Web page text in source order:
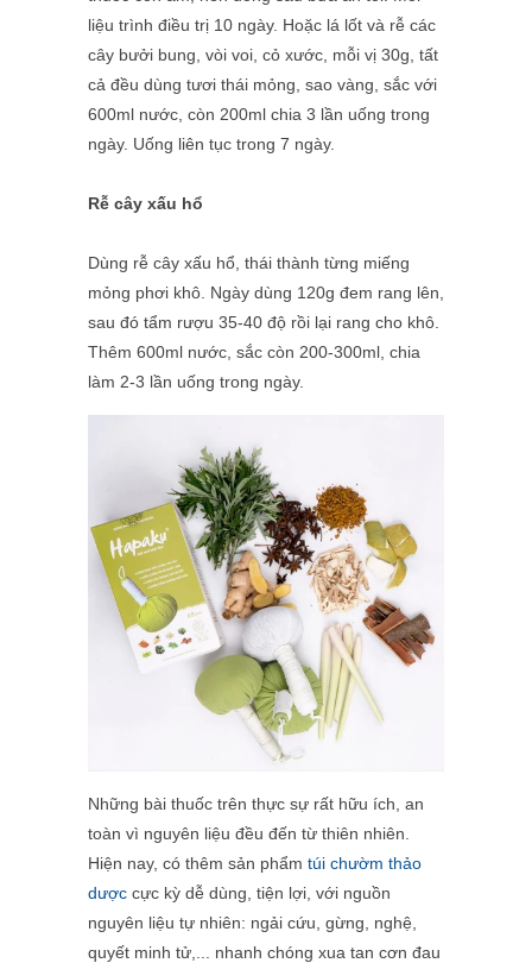
liệu trình điều trị 10 ngày. Hoặc lá lốt và rễ các
cây bưởi bung, vòi voi, cỏ xước, mỗi vị 30g, tất
cả đều dùng tươi thái mỏng, sao vàng, sắc với
600ml nước, còn 200ml chia 3 lần uống trong
ngày. Uống liên tục trong 7 ngày.
Rễ cây xấu hổ
Dùng rễ cây xấu hổ, thái thành từng miếng
mỏng phơi khô. Ngày dùng 120g đem rang lên,
sau đó tẩm rượu 35-40 độ rồi lại rang cho khô.
Thêm 600ml nước, sắc còn 200-300ml, chia
làm 2-3 lần uống trong ngày.
Những bài thuốc trên thực sự rất hữu ích, an
toàn vì nguyên liệu đều đến từ thiên nhiên.
Hiện nay, có thêm sản phẩm túi chườm thảo
dược cực kỳ dễ dùng, tiện lợi, với nguồn
nguyên liệu tự nhiên: ngải cứu, gừng, nghệ,
quyết minh tử,... nhanh chóng xua tan cơn đau